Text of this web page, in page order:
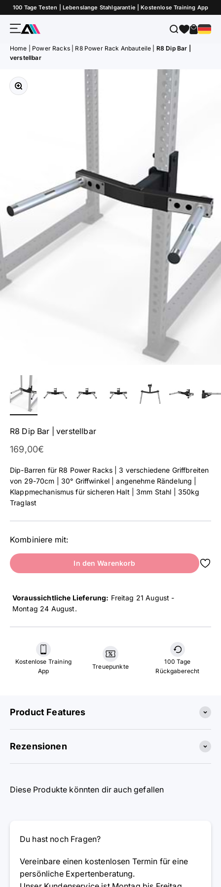
Zum Inhalt springen
100 Tage Testen | Lebenslange Stahlgarantie | Kostenlose Training App
MenüATLETICA Suche
Home Power Racks R8 Power Rack Anbauteile
R8 Dip Bar |
verstellbar
Bild vergrößern
R8 Dip Bar | verstellbar
Angebot
169,00€
Dip-Barren für R8 Power Racks | 3 verschiedene Griffbreiten
von 29-70cm | 30° Griffwinkel | angenehme Rändelung |
Klappmechanismus für sicheren Halt | 3mm Stahl | 350kg
Traglast
Kombiniere mit:
In den Warenkorb
Voraussichtliche Lieferung: Freitag 21 August -
Montag 24 August.
Kostenlose Training
App
Treuepunkte
100 Tage
Rückgaberecht
Product Features
Rezensionen
Diese Produkte könnten dir auch gefallen
Du hast noch Fragen?
Vereinbare einen kostenlosen Termin für eine
persönliche Expertenberatung.